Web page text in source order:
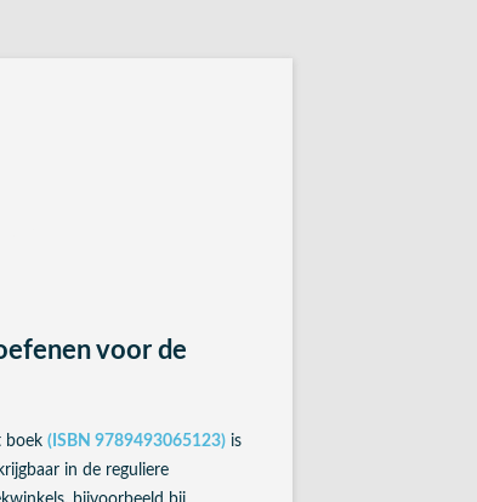
voor de
boek (ISBN 9789493065123)is
in de reguliere